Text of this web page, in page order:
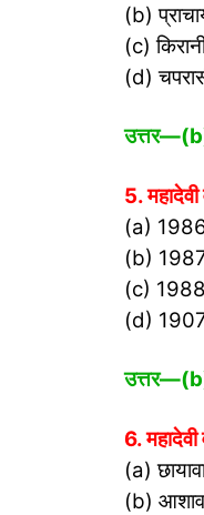
(b)
(c)
(d)
उत्तर
5.
(a)
(b)
(c)
(d)
उत्तर
6.
(a)
(b)